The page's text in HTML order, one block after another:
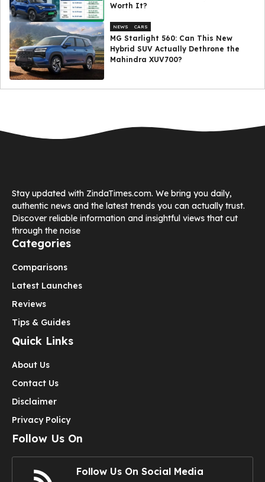
Worth It?
NEWS CARS
MG Starlight 560: Can This New
Hybrid SUV Actually Dethrone the
Mahindra XUV700?
Stay updated with ZindaTimes.com. We bring you daily,
authentic news and the latest trends you can actually trust.
Discover reliable information and insightful views that cut
through the noise
Categories
Comparisons
Latest Launches
Reviews
Tips & Guides
Quick Links
About Us
Contact Us
Disclaimer
Privacy Policy
Follow Us On
Follow Us On Social Media